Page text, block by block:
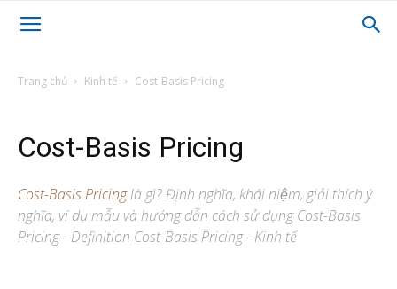
Trang chủ Kinh tế Cost-Basis Pricing
Cost-Basis Pricing
Cost-Basis Pricinglà gì? Định nghĩa, khái niệm, giải thích ý
nghĩa, ví dụ mẫu và hướng dẫn cách sử dụng Cost-Basis
Pricing - Definition Cost-Basis Pricing - Kinh tế